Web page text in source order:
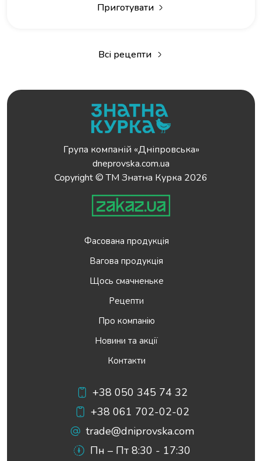
Приготувати
Всі рецепти
Група компаній «Дніпровська»
dneprovska.com.ua
Copyright © ТМ Знатна Курка 2026
Фасована продукція
Вагова продукція
Щось смачненьке
Рецепти
Про компанію
Новини та акції
Контакти
+38 050 345 74 32
+38 061 702-02-02
trade@dniprovska.com
Пн – Пт 8:30 - 17:30